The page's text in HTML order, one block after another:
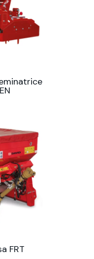
FRT